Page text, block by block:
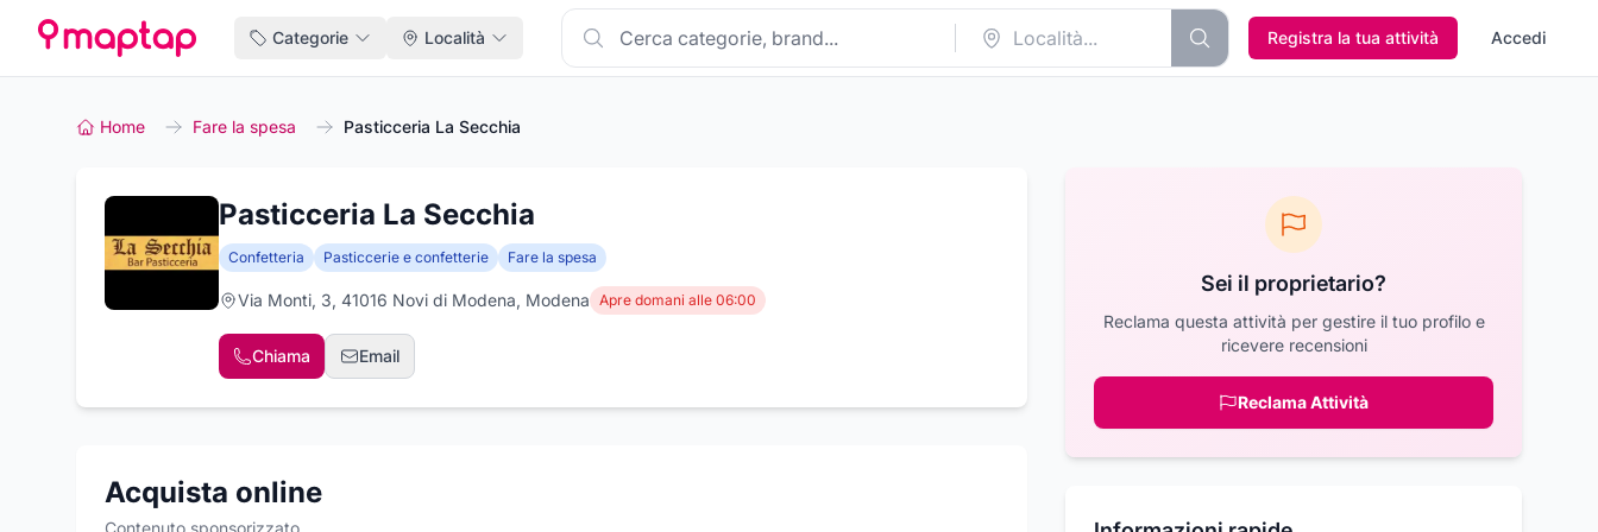
Categorie Località Registra la tua attività Accedi
Home Fare la spesa Pasticceria La Secchia
Pasticceria La Secchia
Confetteria Pasticcerie e confetterie Fare la spesa
Via Monti, 3, 41016 Novi di Modena, Modena Apre domani alle 06:00
Chiama Email
Acquista online
Contenuto sponsorizzato
Sei il proprietario?
Reclama questa attività per gestire il tuo profilo e
ricevere recensioni
Reclama Attività